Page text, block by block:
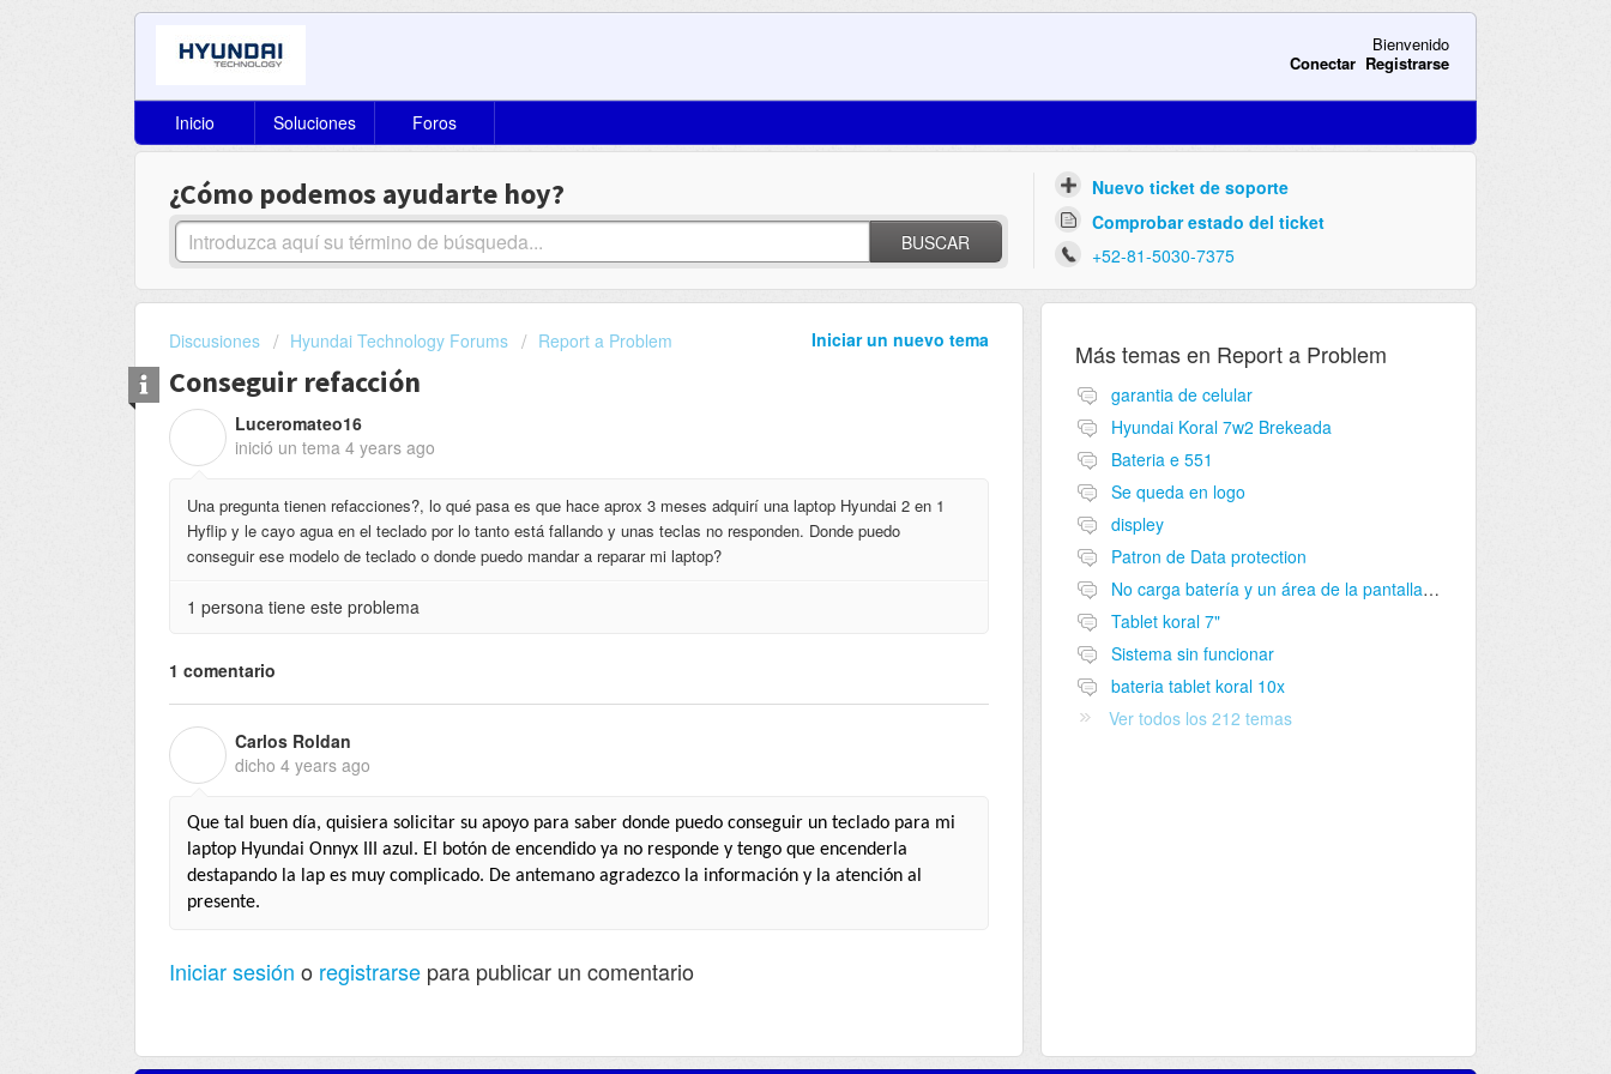
Bienvenido
Conectar Registrarse
Inicio Soluciones Foros
¿Cómo podemos ayudarte hoy?
BUSCAR
Nuevo ticket de soporte
Comprobar estado del ticket
+52-81-5030-7375
Iniciar un nuevo tema
Discusiones Hyundai Technology Forums Report a Problem
Conseguir refacción
Luceromateo16
inició un tema 4 years ago
Una pregunta tienen refacciones?, lo qué pasa es que hace aprox 3 meses adquirí una laptop Hyundai 2 en 1
Hyflip y le cayo agua en el teclado por lo tanto está fallando y unas teclas no responden. Donde puedo
conseguir ese modelo de teclado o donde puedo mandar a reparar mi laptop?
1 persona tiene este problema
1 comentario
Carlos Roldan
dicho 4 years ago
Que tal buen día, quisiera solicitar su apoyo para saber donde puedo conseguir un teclado para mi
laptop Hyundai Onnyx III azul. El botón de encendido ya no responde y tengo que encenderla
destapando la lap es muy complicado. De antemano agradezco la información y la atención al
presente.
Iniciar sesión o registrarse para publicar un comentario
Más temas en Report a Problem
garantia de celular
Hyundai Koral 7w2 Brekeada
Bateria e 551
Se queda en logo
displey
Patron de Data protection
No carga batería y un área de la pantalla no funciona
Tablet koral 7"
Sistema sin funcionar
bateria tablet koral 10x
Ver todos los 212 temas